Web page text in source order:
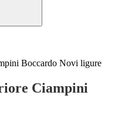
Boccardo Novi ligure
Ciampini